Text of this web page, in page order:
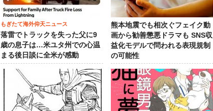
もぎたて海外仰天ニュース
落雷でトラックを失った父に9
歳の息子は…米ユタ州での心温
まる後日談に全米が感動
熊本地震でも相次ぐフェイク動
画から勧善懲悪ドラマも SNS収
益化モデルで問われる表現規制
の可能性